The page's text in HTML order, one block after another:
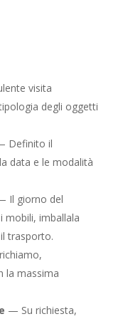
visita
degli oggetti
Definito il
data e le modalità
Il giorno del
mobili, imballala
trasporto.
la massima
— Su richiesta,